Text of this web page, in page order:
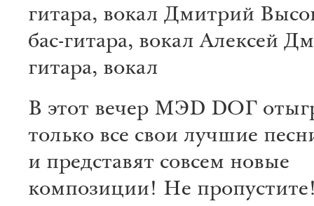
гитара, вокал Дмитрий
бас-гитара, вокал Алексей
гитара, вокал
В этот вечер МЭD DОГ
только все свои лучшие
и представят совсем новые
композиции! Не